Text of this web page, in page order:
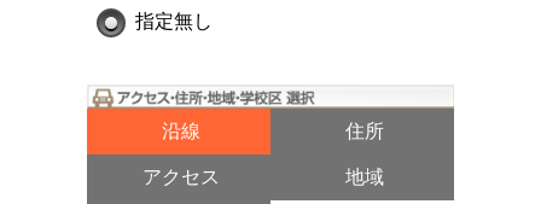
指定無し
沿線 住所
アクセス 地域